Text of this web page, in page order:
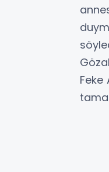
Feke